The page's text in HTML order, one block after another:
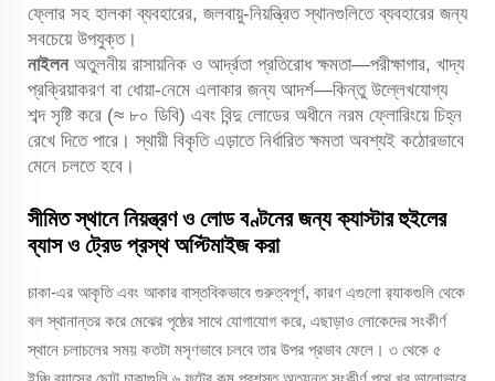
ফ্লোর সহ হালকা ব্যবহারের, জলবায়ু-নিয়ন্ত্রিত স্থানগুলিতে ব্যবহারের জন্য
সবচেয়ে উপযুক্ত।
নাইলন অতুলনীয় রাসায়নিক ও আর্দ্রতা প্রতিরোধ ক্ষমতা—পরীক্ষাগার, খাদ্য
প্রক্রিয়াকরণ বা ধোয়া-নেমে এলাকার জন্য আদর্শ—কিন্তু উল্লেখযোগ্য
শব্দ সৃষ্টি করে (≈ ৮০ ডিবি) এবং বিন্দু লোডের অধীনে নরম ফ্লোরিংয়ে চিহ্ন
রেখে দিতে পারে। স্থায়ী বিকৃতি এড়াতে নির্ধারিত ক্ষমতা অবশ্যই কঠোরভাবে
মেনে চলতে হবে।
সীমিত স্থানে নিয়ন্ত্রণ ও লোড বণ্টনের জন্য ক্যাস্টার হুইলের
ব্যাস ও ট্রেড প্রস্থ অপ্টিমাইজ করা
চাকা-এর আকৃতি এবং আকার বাস্তবিকভাবে গুরুত্বপূর্ণ, কারণ এগুলো র‍্যাকগুলি থেকে
বল স্থানান্তর করে মেঝের পৃষ্ঠের সাথে যোগাযোগ করে, এছাড়াও লোকেদের সংকীর্ণ
স্থানে চলাচলের সময় কতটা মসৃণভাবে চলবে তার উপর প্রভাব ফেলে। ৩ থেকে ৫